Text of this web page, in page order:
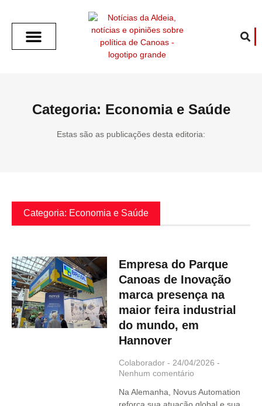
Categoria: Economia e Saúde
Estas são as publicações desta editoria:
Categoria: Economia e Saúde
Empresa do Parque
Canoas de Inovação
marca presença na
maior feira industrial
do mundo, em
Hannover
Colaborador
24/04/2026
Nenhum comentário
Na Alemanha, Novus Automation